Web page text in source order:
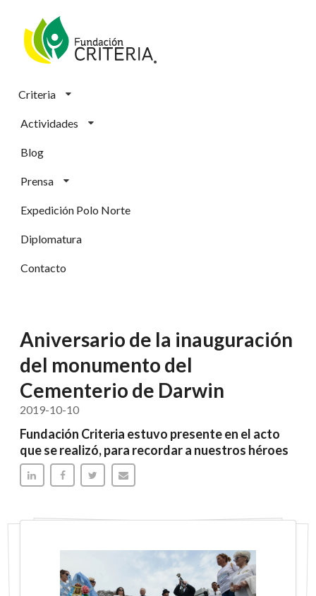
Criteria
Actividades
Blog
Prensa
Expedición Polo Norte
Diplomatura
Contacto
Aniversario de la inauguración
del monumento del
Cementerio de Darwin
2019-10-10
Fundación Criteria estuvo presente en el acto
que se realizó, para recordar a nuestros héroes